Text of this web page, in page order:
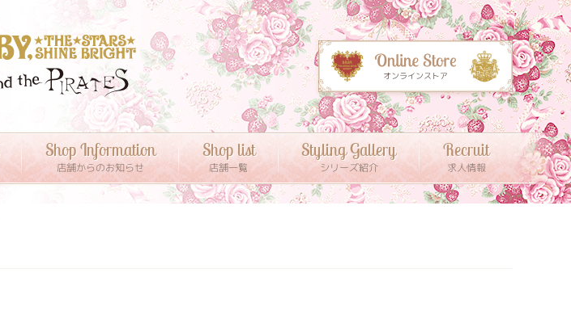
Shop Information
店舗からのお知らせ
Shop list
店舗一覧
Styling Gallery
シリーズ紹介
Recruit
求人情報